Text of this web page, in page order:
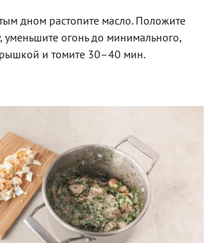
дном растопите масло. Положите
уменьшите огонь до минимального,
и томите 30–40 мин.